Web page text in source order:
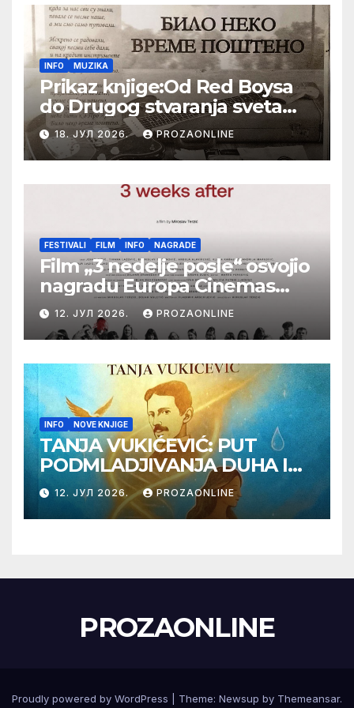
INFO MUZIKA
Prikaz knjige:Od Red Boysa
do Drugog stvaranja sveta
(bilo neko vreme pošteno)
(autor- Zlatomira Sremca,
Botoš 2022. godine,
samizdat)
18. ЈУЛ 2026. PROZAONLINE
FESTIVALI FILM INFO NAGRADE
Film „3 nedelje posle“ osvojio
nagradu Europa Cinemas
Label na Filmskom festivalu
u Karlovim Varima
12. ЈУЛ 2026. PROZAONLINE
INFO NOVE KNJIGE
TANJA VUKIĆEVIĆ: PUT
PODMLADJIVANJA DUHA I
TELA SA TESLOM
12. ЈУЛ 2026. PROZAONLINE
PROZAONLINE
Proudly powered by WordPress Theme: Newsup by Themeansar.